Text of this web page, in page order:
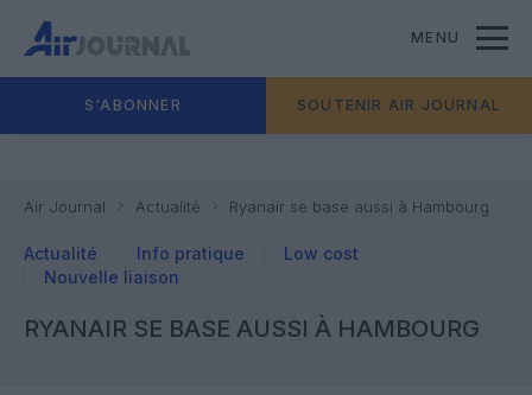
MENU
S'ABONNER SOUTENIR AIR JOURNAL
Air Journal Actualité Ryanair se base aussi à Hambourg
Actualité Info pratique
Low cost
Nouvelle liaison
RYANAIR SE BASE AUSSI À HAMBOURG